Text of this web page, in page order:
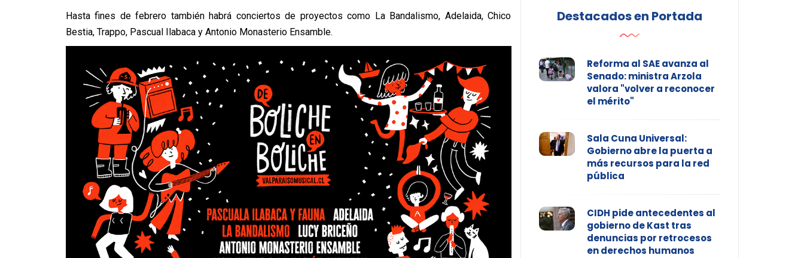
Hasta fines de febrero también habrá conciertos de proyectos como La Bandalismo, Adelaida, Chico
Bestia, Trappo, Pascual Ilabaca y Antonio Monasterio Ensamble.
Destacados en Portada
Reforma al SAE avanza al
Senado: ministra Arzola
valora "volver a reconocer
el mérito"
Sala Cuna Universal:
Gobierno abre la puerta a
más recursos para la red
pública
CIDH pide antecedentes al
gobierno de Kast tras
denuncias por retrocesos
en derechos humanos